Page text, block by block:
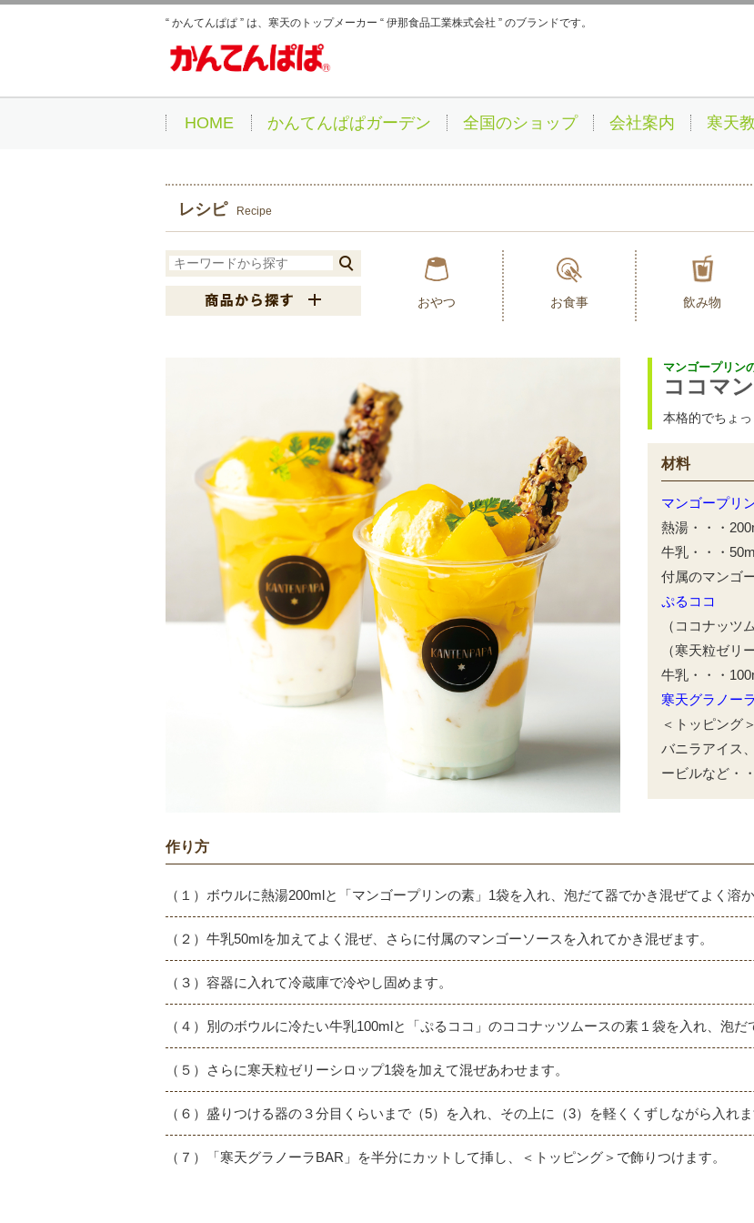
“ かんてんぱぱ ” は、寒天のトップメーカー “ 伊那食品工業株式会社 ” のブランドです。
HOME かんてんぱぱガーデン 全国のショップ 会社案内 寒天
レシピ Recipe
おやつ お食事 飲み物
マンゴープリン
ココマ
本格的でちょ
材料
マンゴープリ
熱湯・・・
牛乳・・・
付属のマンゴ
ぷるココ
（ココナッツ
（寒天粒ゼリ
牛乳・・・
寒天グラノー
＜トッピング＞
バニラアイス
ービルなど・
作り方
（１）ボウルに熱湯200mlと「マンゴープリンの素」1袋を入れ、泡だて器でかき混ぜてよく溶か
（２）牛乳50mlを加えてよく混ぜ、さらに付属のマンゴーソースを入れてかき混ぜます。
（３）容器に入れて冷蔵庫で冷やし固めます。
（４）別のボウルに冷たい牛乳100mlと「ぷるココ」のココナッツムースの素１袋を入れ、泡だ
（５）さらに寒天粒ゼリーシロップ1袋を加えて混ぜあわせます。
（６）盛りつける器の３分目くらいまで（5）を入れ、その上に（3）を軽くくずしながら入れま
（７）「寒天グラノーラBAR」を半分にカットして挿し、＜トッピング＞で飾りつけます。